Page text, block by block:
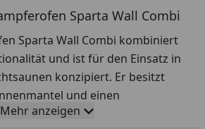
Sparta Wall Combi
Sparta Wall Combi kombiniert
und ist für den Einsatz in
konzipiert. Er besitzt
und einen
Außenmantel mit einem
Mehr anzeigen